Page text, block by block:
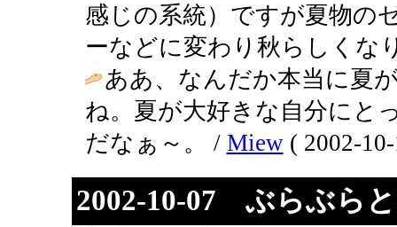
感じの系統）ですが夏物の
ーなどに変わり秋らしくな
ああ、なんだか本当に夏
ね。夏が大好きな自分にと
だなぁ～。 / Miew( 2002-
2002-10-07 ぶらぶら